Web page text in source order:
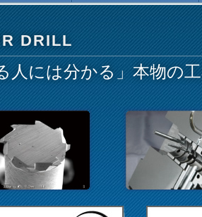
DRILL
人には分かる」本物の